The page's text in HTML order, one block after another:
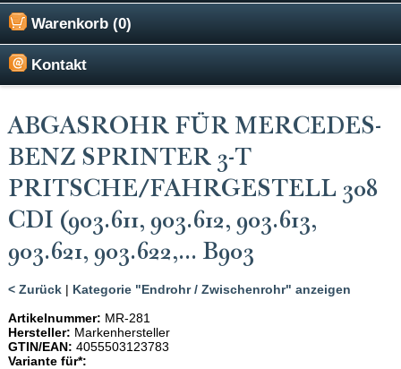
Warenkorb (0)
Kontakt
ABGASROHR FÜR MERCEDES-
BENZ SPRINTER 3-T
PRITSCHE/FAHRGESTELL 308
CDI (903.611, 903.612, 903.613,
903.621, 903.622,... B903
< Zurück| Kategorie "Endrohr / Zwischenrohr" anzeigen
Artikelnummer: MR-281
Hersteller: Markenhersteller
GTIN/EAN: 4055503123783
Variante für*: